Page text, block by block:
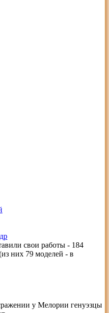
свои работы - 184
них 79 моделей - в
у Мелории генуэзцы